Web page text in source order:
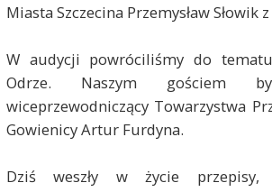
Miasta Szczecina Przemysław Słowik
W audycji powróciliśmy do
Odrze. Naszym gościem
wiceprzewodniczący Towarzystwa
Gowienicy Artur Furdyna.
Dziś weszły w życie przepisy,